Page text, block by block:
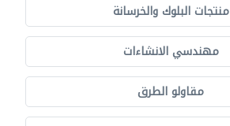
منتجات البلوك والخرسانة
مهندسي الانشاءات
مقاولو الطرق